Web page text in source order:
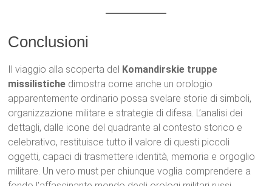
Conclusioni
Il viaggio alla scoperta del Komandirskie truppe
missilistiche dimostra come anche un orologio
apparentemente ordinario possa svelare storie di simboli,
organizzazione militare e strategie di difesa. L’analisi dei
dettagli, dalle icone del quadrante al contesto storico e
celebrativo, restituisce tutto il valore di questi piccoli
oggetti, capaci di trasmettere identità, memoria e orgoglio
militare. Un vero must per chiunque voglia comprendere a